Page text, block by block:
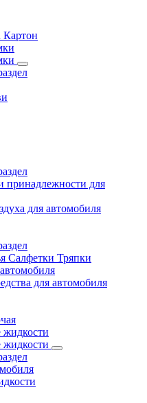
Картон
принадлежности для
для автомобиля
Салфетки Тряпки
для автомобиля
жидкости
жидкости